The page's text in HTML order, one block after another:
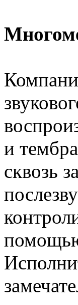
и
сквозь